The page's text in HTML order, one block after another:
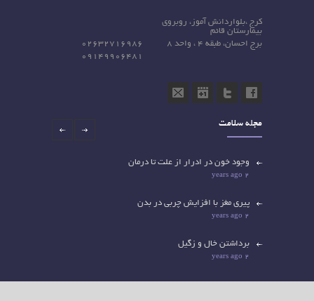
کرج ،بلواردانش آموز، روبروی
بیمارستان قائم
برج احسان، طبقه 4 ، واحد 8
02632716986
09149906481
مجله سلامت
وجود خون در ادرار از علت تا درمان
2 years ago
پیری مغز با افزایش چربی در بدن
2 years ago
برداشتن خال و زگیل
2 years ago